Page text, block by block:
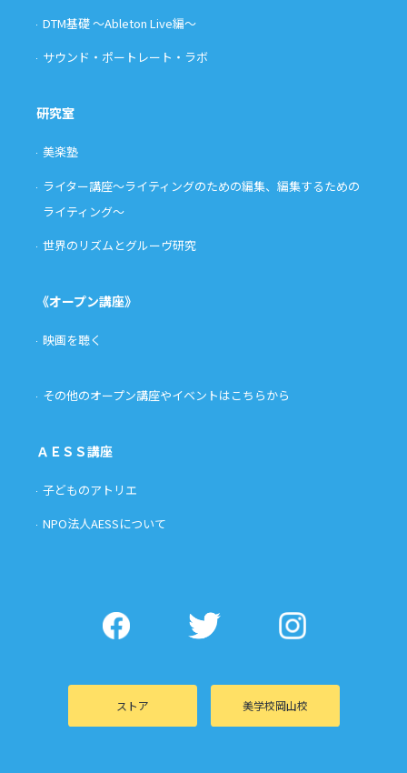
DTM基礎 〜Ableton Live編〜
サウンド・ポートレート・ラボ
研究室
美楽塾
ライター講座〜ライティングのための編集、編集するための
ライティング〜
世界のリズムとグルーヴ研究
《オープン講座》
映画を聴く
その他のオープン講座やイベントはこちらから
ＡＥＳＳ講座
子どものアトリエ
NPO法人AESSについて
ストア 美学校岡山校